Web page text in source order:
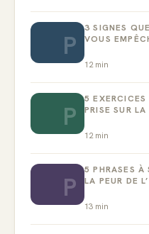
P
3 SIGNES
VOUS
12min
P
5
PRISE SUR
12min
P
5 PHRASES À
LA PEUR DE
13 min